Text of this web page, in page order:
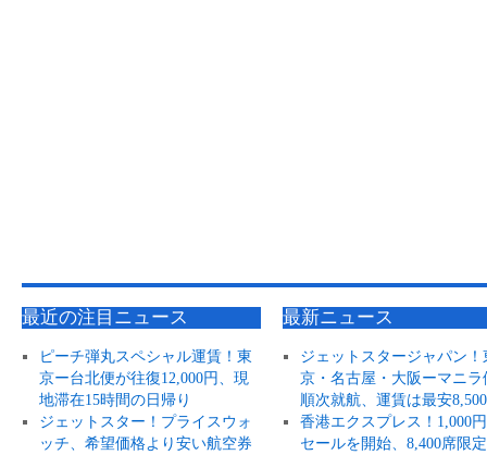
最近の注目ニュース
ピーチ弾丸スペシャル運賃！東
京ー台北便が往復12,000円、現
地滞在15時間の日帰り
ジェットスター！プライスウォ
ッチ、希望価格より安い航空券
最新ニュース
ジェットスタージャパン！
京・名古屋・大阪ーマニラ
順次就航、運賃は最安
香港エクスプレス！1,000
セールを開始、8,400席限